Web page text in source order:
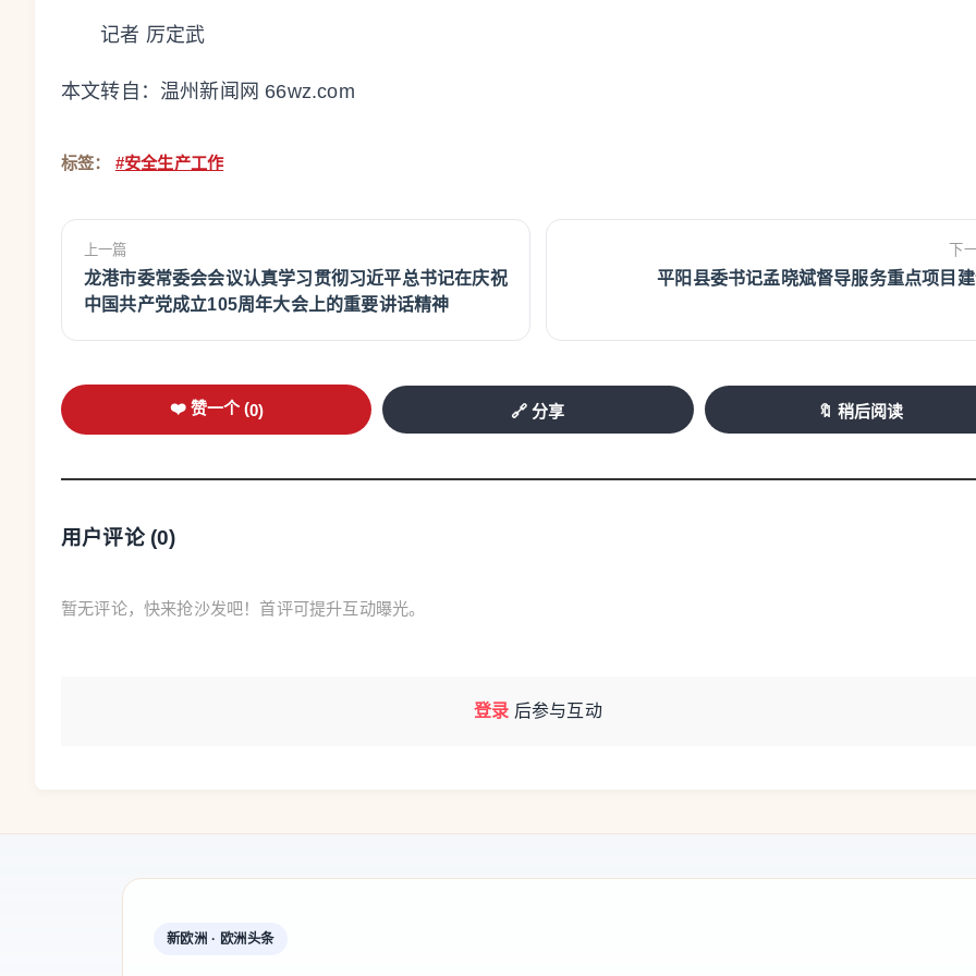
记者 厉定武
本文转自： 温州新闻网 66wz.com
标签： #安全生产工作
上一篇
龙港市委常委会会议认真学习贯彻习近平总书记在庆祝
中国共产党成立105周年大会上的重要讲话精神
下
平阳县委书记孟晓斌督导服务重点项目
❤️ 赞一个 (0) 🔗 分享 🔖 稍后阅读
用户评论 (0)
暂无评论，快来抢沙发吧！首评可提升互动曝光。
登录 后参与互动
新欧洲 · 欧洲头条